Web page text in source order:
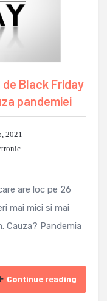
Black Friday
pandemiei
2021
are loc pe 26
mai mici si mai
Cauza? Pandemia
Continue reading